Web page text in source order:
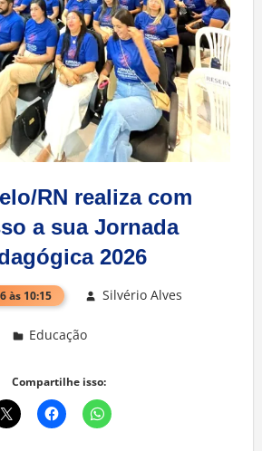
RN realiza com
a sua Jornada
2026
às 10:15 Silvério Alves
Educação
Compartilhe isso: